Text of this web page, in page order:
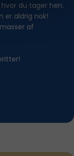
du tager hen.
er aldrig nok!
af